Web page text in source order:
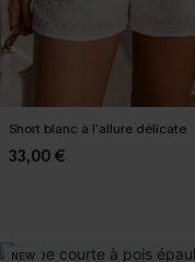
Short blanc à l’allure délicate
33,00 €
NEW